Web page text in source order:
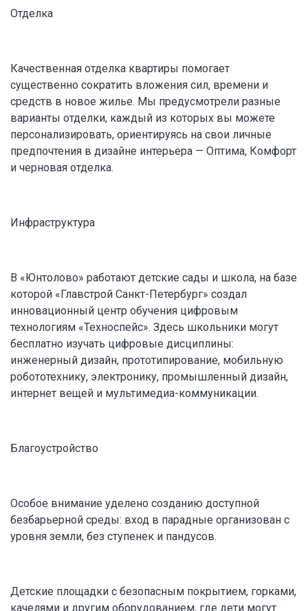
Отделка
Качественная отделка квартиры помогает
существенно сократить вложения сил, времени и
средств в новое жилье. Мы предусмотрели разные
варианты отделки, каждый из которых вы можете
персонализировать, ориентируясь на свои личные
предпочтения в дизайне интерьера — Оптима, Комфорт
и черновая отделка.
Инфраструктура
В «Юнтолово» работают детские сады и школа, на базе
которой «Главстрой Санкт-Петербург» создал
инновационный центр обучения цифровым
технологиям «Техноспейс». Здесь школьники могут
бесплатно изучать цифровые дисциплины:
инженерный дизайн, прототипирование, мобильную
робототехнику, электронику, промышленный дизайн,
интернет вещей и мультимедиа-коммуникации.
Благоустройство
Особое внимание уделено созданию доступной
безбарьерной среды: вход в парадные организован с
уровня земли, без ступенек и пандусов.
Детские площадки с безопасным покрытием, горками,
качелями и другим оборудованием, где дети могут